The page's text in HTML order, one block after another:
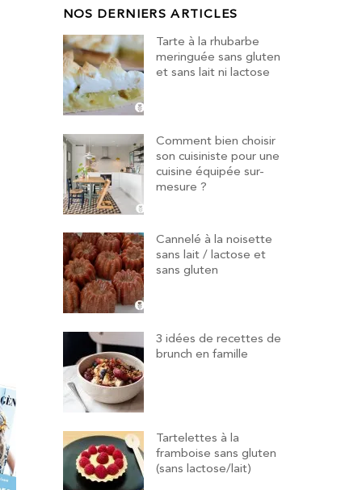
NOS DERNIERS ARTICLES
Tarte à la rhubarbe
meringuée sans gluten
et sans lait ni lactose
Comment bien choisir
son cuisiniste pour une
cuisine équipée sur-
mesure ?
Cannelé à la noisette
sans lait / lactose et
sans gluten
3 idées de recettes de
brunch en famille
Tartelettes à la
framboise sans gluten
(sans lactose/lait)